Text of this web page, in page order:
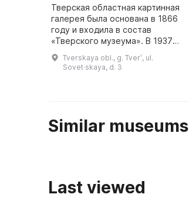
Тверская областная картинная
галерея была основана в 1866
году и входила в состав
«Тверского музеума». В 1937
году галерея стала
самостоятельным музеем, а
сейчас в ней насчитывается
Tverskaya obl., g. Tverʹ, ul.
Sovet·skaya, d. 3
Similar museums
Last viewed